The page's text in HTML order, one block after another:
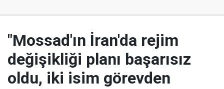
"Mossad'ın İran'da rejim
değişikliği planı başarısız
oldu, iki isim görevden